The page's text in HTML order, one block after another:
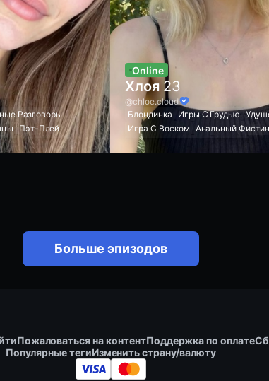
Разговоры
Пэт-Плей
Гольфы
Online
Хлоя 23
@chloe.cloud
Блондинка
Игры С Грудью
Игра С Воском Анальный
Грязные Разговоры
Оральный Кремпай
Ролевые Игры
Больше эпизодов
Пожаловаться на контентПоддержка по оплате
Популярные тегиИзменить страну/валюту